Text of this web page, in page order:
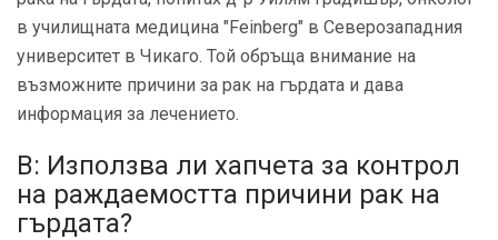
в училищната медицина "Feinberg" в Северозападния
университет в Чикаго. Той обръща внимание на
възможните причини за рак на гърдата и дава
информация за лечението.
В: Използва ли хапчета за контрол
на раждаемостта причини рак на
гърдата?